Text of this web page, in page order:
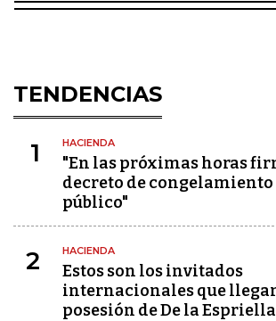
TENDENCIAS
1 HACIENDA
"En las próximas horas
decreto de congelamiento
público"
2 HACIENDA
Estos son los invitados
internacionales que
posesión de De la Espriella